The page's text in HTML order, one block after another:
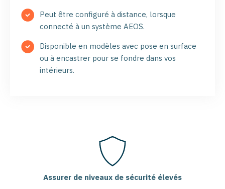
Peut être configuré à distance, lorsque
connecté à un système AEOS.
Disponible en modèles avec pose en surface
ou à encastrer pour se fondre dans vos
intérieurs.
Assurer de niveaux de sécurité élevés